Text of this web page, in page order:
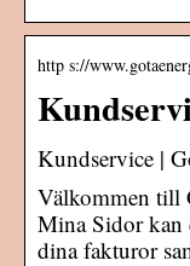
http s://
Kundservice |
Välkommen till
Mina Sidor kan
dina fakturor